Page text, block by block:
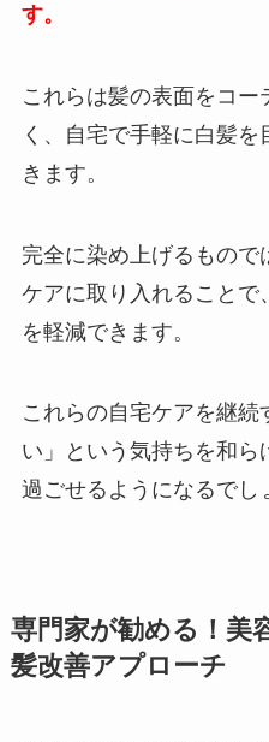
す。
これらは髪の表面をコー
く、自宅で手軽に白髪
きます。
完全に染め上げるもの
ケアに取り入れることで
を軽減できます。
これらの自宅ケアを継
い」という気持ちを和ら
過ごせるようになるでし
専門家が勧める！美
髪改善アプローチ